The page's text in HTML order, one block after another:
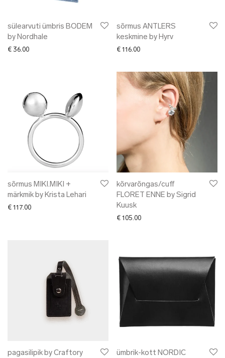
sülearvuti ümbris BODEM
by Nordhale
€ 36.00
sõrmus ANTLERS
keskmine by Hyrv
€ 116.00
sõrmus MIKI.MIKI +
märkmik by Krista Lehari
€ 117.00
kõrvarõngas/cuff
FLORET ENNE by Sigrid
Kuusk
€ 105.00
pagasilipik by Craftory
ümbrik-kott NORDIC